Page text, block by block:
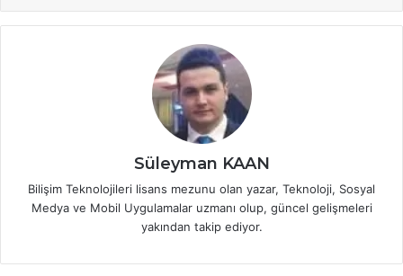
Süleyman KAAN
Bilişim Teknolojileri lisans mezunu olan yazar, Teknoloji, Sosyal
Medya ve Mobil Uygulamalar uzmanı olup, güncel gelişmeleri
yakından takip ediyor.